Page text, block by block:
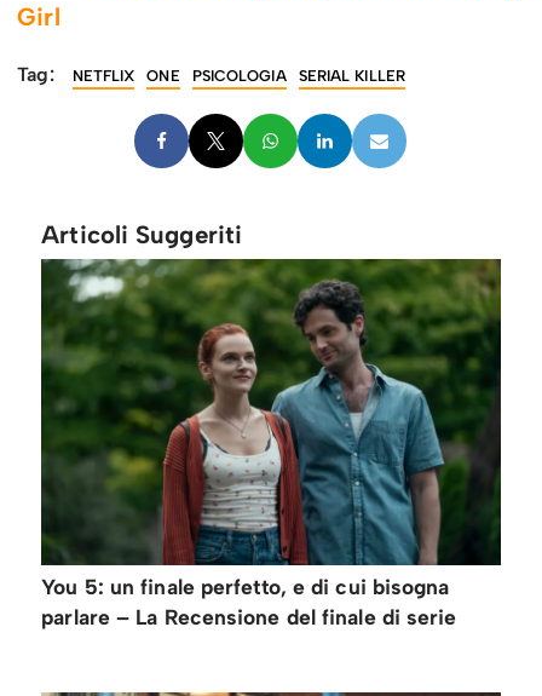
Girl
Tag: NETFLIX ONE PSICOLOGIA SERIAL KILLER
Articoli Suggeriti
You 5: un finale perfetto, e di cui bisogna
parlare – La Recensione del finale di serie